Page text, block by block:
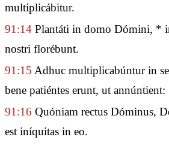
multiplicábitur.
91:14 Plantáti in domo Dómini, *
nostri florébunt.
91:15 Adhuc multiplicabúntur in
bene patiéntes erunt, ut annúntient:
91:16 Quóniam rectus Dóminus,
est iníquitas in eo.